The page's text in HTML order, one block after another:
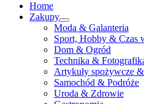
Home
Zakupy
Moda & Galanteria
Sport, Hobby & Czas
Dom & Ogród
Technika &
Artykuły spożywcze
Samochód & Podróże
Uroda & Zdrowie